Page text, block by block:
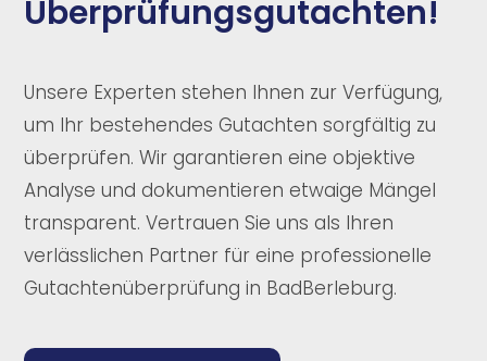
Überprüfungsgutachten!
Unsere Experten stehen Ihnen zur Verfügung,
um Ihr bestehendes Gutachten sorgfältig zu
überprüfen. Wir garantieren eine objektive
Analyse und dokumentieren etwaige Mängel
transparent. Vertrauen Sie uns als Ihren
verlässlichen Partner für eine professionelle
Gutachtenüberprüfung in BadBerleburg.